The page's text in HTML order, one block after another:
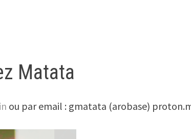
Matata
ou par email : gmatata (arobase)